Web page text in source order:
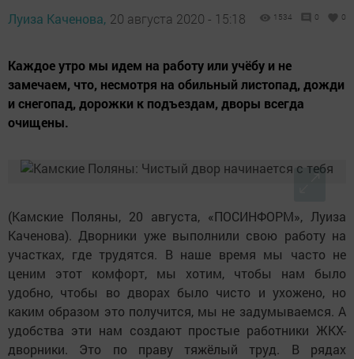
Луиза Каченова, 20 августа 2020 - 15:18 1534 0 0
Каждое утро мы идем на работу или учёбу и не
замечаем, что, несмотря на обильный листопад, дожди
и снегопад, дорожки к подъездам, дворы всегда
очищены.
(Камские Поляны, 20 августа, «ПОСИНФОРМ», Луиза
Каченова). Дворники уже выполнили свою работу на
участках, где трудятся. В наше время мы часто не
ценим этот комфорт, мы хотим, чтобы нам было
удобно, чтобы во дворах было чисто и ухожено, но
каким образом это получится, мы не задумываемся. А
удобства эти нам создают простые работники ЖКХ-
дворники. Это по праву тяжёлый труд. В рядах